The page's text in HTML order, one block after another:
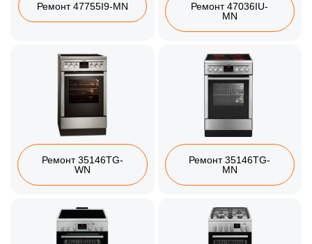
Ремонт 47755I9-MN
Ремонт 47036IU-
MN
Ремонт 35146TG-
WN
Ремонт 35146TG-
MN